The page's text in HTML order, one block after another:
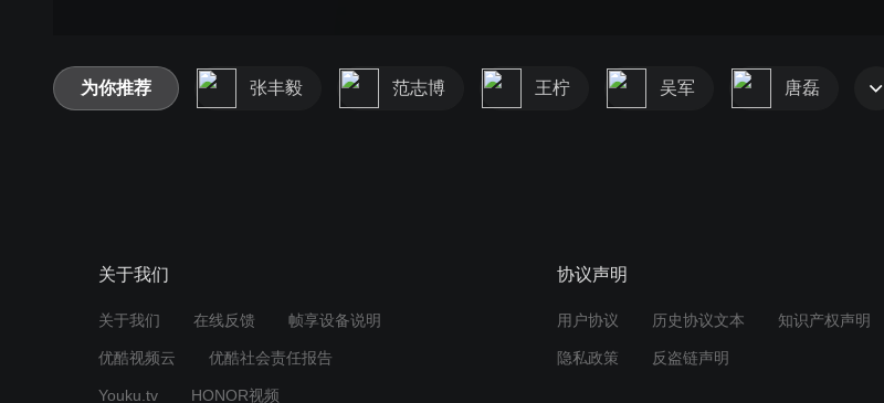
为你推荐 张丰毅 范志博 王柠 吴军 唐磊
关于我们
关于我们 在线反馈 帧享设备说明
优酷视频云 优酷社会责任报告
Youku.tv HONOR视频
协议声明
用户协议 历史协议文本 知识产权声明
隐私政策 反盗链声明